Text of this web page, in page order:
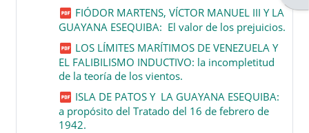
FIÓDOR MARTENS, VÍCTOR MANUEL III Y LA
GUAYANA ESEQUIBA: El valor de los prejuicios.
LOS LÍMITES MARÍTIMOS DE VENEZUELA Y
EL FALIBILISMO INDUCTIVO: la incompletitud
de la teoría de los vientos.
ISLA DE PATOS Y LA GUAYANA ESEQUIBA:
a propósito del Tratado del 16 de febrero de
1942.